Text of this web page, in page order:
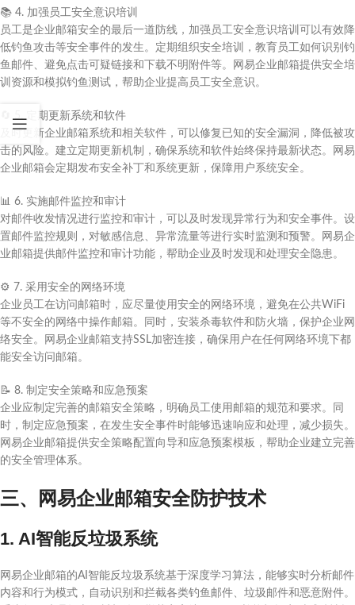
📚 4. 加强员工安全意识培训
员工是企业邮箱安全的最后一道防线，加强员工安全意识培训可以有效降
低钓鱼攻击等安全事件的发生。定期组织安全培训，教育员工如何识别钓
鱼邮件、避免点击可疑链接和下载不明附件等。网易企业邮箱提供安全培
训资源和模拟钓鱼测试，帮助企业提高员工安全意识。
5. 定期更新系统和软件
及时更新企业邮箱系统和相关软件，可以修复已知的安全漏洞，降低被攻
击的风险。建立定期更新机制，确保系统和软件始终保持最新状态。网易
企业邮箱会定期发布安全补丁和系统更新，保障用户系统安全。
📊 6. 实施邮件监控和审计
对邮件收发情况进行监控和审计，可以及时发现异常行为和安全事件。设
置邮件监控规则，对敏感信息、异常流量等进行实时监测和预警。网易企
业邮箱提供邮件监控和审计功能，帮助企业及时发现和处理安全隐患。
⚙️ 7. 采用安全的网络环境
企业员工在访问邮箱时，应尽量使用安全的网络环境，避免在公共WiFi
等不安全的网络中操作邮箱。同时，安装杀毒软件和防火墙，保护企业网
络安全。网易企业邮箱支持SSL加密连接，确保用户在任何网络环境下都
能安全访问邮箱。
📝 8. 制定安全策略和应急预案
企业应制定完善的邮箱安全策略，明确员工使用邮箱的规范和要求。同
时，制定应急预案，在发生安全事件时能够迅速响应和处理，减少损失。
网易企业邮箱提供安全策略配置向导和应急预案模板，帮助企业建立完善
的安全管理体系。
三、网易企业邮箱安全防护技术
1. AI智能反垃圾系统
网易企业邮箱的AI智能反垃圾系统基于深度学习算法，能够实时分析邮件
内容和行为模式，自动识别和拦截各类钓鱼邮件、垃圾邮件和恶意附件。